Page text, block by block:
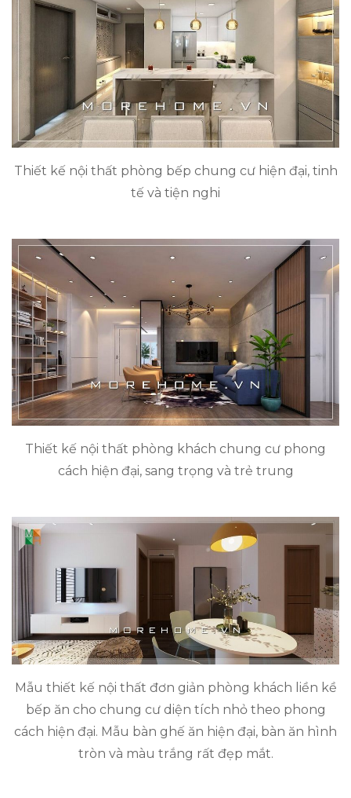
Thiết kế nội thất phòng bếp chung cư hiện đại, tinh
tế và tiện nghi
Thiết kế nội thất phòng khách chung cư phong
cách hiện đại, sang trọng và trẻ trung
Mẫu thiết kế nội thất đơn giản phòng khách liền kề
bếp ăn cho chung cư diện tích nhỏ theo phong
cách hiện đại. Mẫu bàn ghế ăn hiện đại, bàn ăn hình
tròn và màu trắng rất đẹp mắt.